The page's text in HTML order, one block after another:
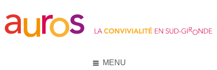
content
left
sidebar
right
sidebar
footer
MENU